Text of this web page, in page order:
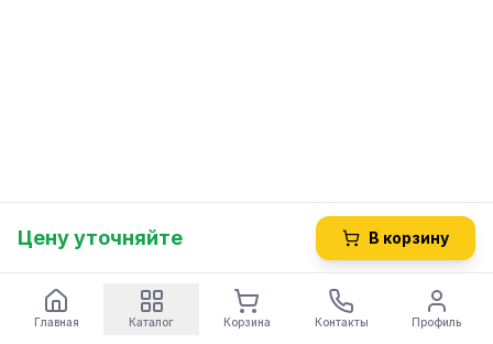
Цену уточняйте В корзину
Главная Каталог Корзина Контакты Профиль